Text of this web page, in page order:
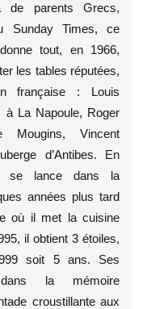
parents Grecs,
Sunday Times, ce
tout, en 1966,
les tables réputées,
française : Louis
La Napoule, Roger
Vincent
d’Antibes. En
se lance dans la
années plus tard
où il met la cuisine
il obtient 3 étoiles,
soit 5 ans. Ses
dans la mémoire
croustillante aux